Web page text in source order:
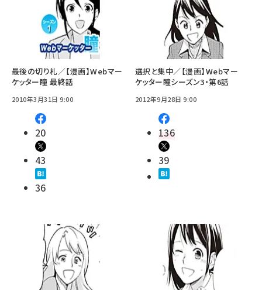
最後の切り札／【漫画】Webマー
ケッター瞳 最終話
2010年3月31日 9:00
20
43
36
選択と集中／【漫画】Webマー
ケッター瞳シーズン3・第6話
2012年9月28日 9:00
136
39